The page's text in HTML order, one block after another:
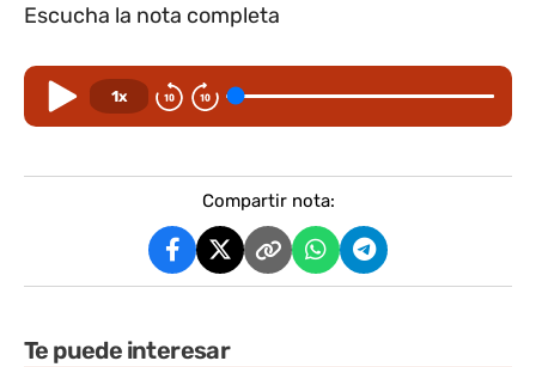
Escucha la nota completa
1x
Compartir nota:
Te puede interesar